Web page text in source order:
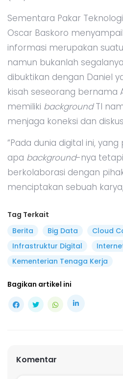
Sementara Pakar
Oscar Baskoro
informasi merupakan
namun bukanlah
dibuktikan dengan Daniel
kisah seseorang bernama
memiliki backgroundTI
menjaga koneksi dan
“Pada dunia digital ini,
apa background-nya
berkolaborasi dengan
menciptakan sebuah
Tag Terkait
Berita
Big Data
Cloud
Infrastruktur Digital
Kementerian Tenaga Kerja
Bagikan artikel ini
Komentar